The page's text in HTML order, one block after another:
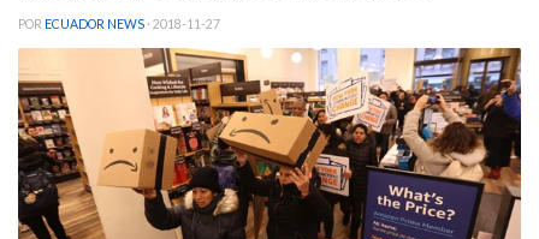
POR ECUADOR NEWS · 2018-11-27